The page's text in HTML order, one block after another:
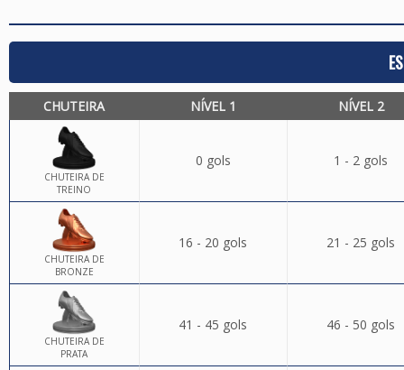
CHUTEIRA NÍVEL 1 NÍVEL 2
CHUTEIRA DE
TREINO
0 gols 1 - 2 gols
CHUTEIRA DE
BRONZE
16 - 20 gols 21 - 25 gols
CHUTEIRA DE
PRATA
41 - 45 gols 46 - 50 gols